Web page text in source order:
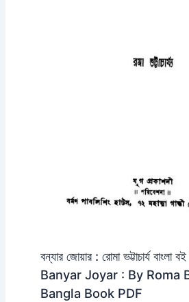
বন্যার জোয়ার : রোমা ভট্টাচার্য বাংলা
Banyar Joyar : By Roma
Bangla Book PDF